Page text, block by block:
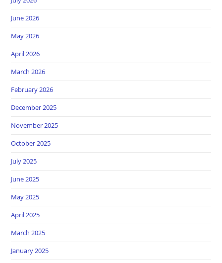
June 2026
May 2026
April 2026
March 2026
February 2026
December 2025
November 2025
October 2025
July 2025
June 2025
May 2025
April 2025
March 2025
January 2025